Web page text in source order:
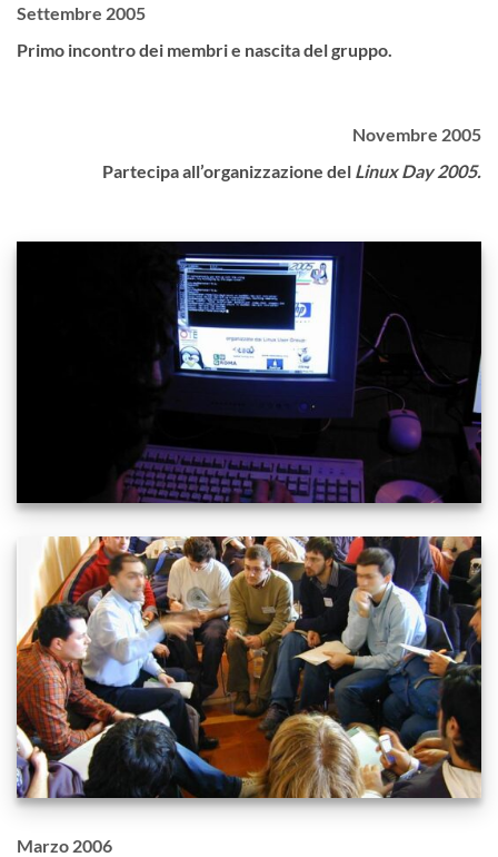
Settembre 2005
Primo incontro dei membri e nascita del gruppo.
Novembre 2005
Partecipa all’organizzazione del Linux Day 2005.
Marzo 2006